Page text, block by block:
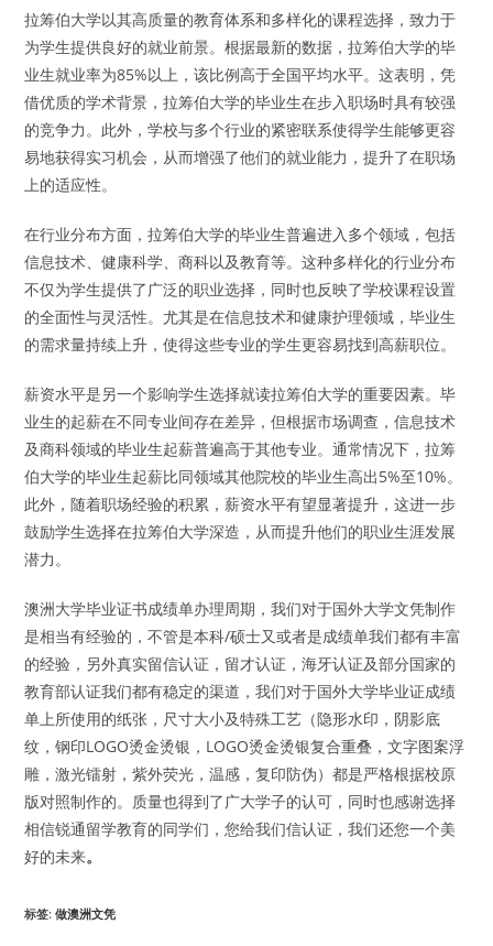
拉筹伯大学以其高质量的教育体系和多样化的课程选择，致力于
为学生提供良好的就业前景。根据最新的数据，拉筹伯大学的毕
业生就业率为85%以上，该比例高于全国平均水平。这表明，凭
借优质的学术背景，拉筹伯大学的毕业生在步入职场时具有较强
的竞争力。此外，学校与多个行业的紧密联系使得学生能够更容
易地获得实习机会，从而增强了他们的就业能力，提升了在职场
上的适应性。
在行业分布方面，拉筹伯大学的毕业生普遍进入多个领域，包括
信息技术、健康科学、商科以及教育等。这种多样化的行业分布
不仅为学生提供了广泛的职业选择，同时也反映了学校课程设置
的全面性与灵活性。尤其是在信息技术和健康护理领域，毕业生
的需求量持续上升，使得这些专业的学生更容易找到高薪职位。
薪资水平是另一个影响学生选择就读拉筹伯大学的重要因素。毕
业生的起薪在不同专业间存在差异，但根据市场调查，信息技术
及商科领域的毕业生起薪普遍高于其他专业。通常情况下，拉筹
伯大学的毕业生起薪比同领域其他院校的毕业生高出5%至10%。
此外，随着职场经验的积累，薪资水平有望显著提升，这进一步
鼓励学生选择在拉筹伯大学深造，从而提升他们的职业生涯发展
潜力。
澳洲大学毕业证书成绩单办理周期，我们对于国外大学文凭制作
是相当有经验的，不管是本科/硕士又或者是成绩单我们都有丰富
的经验，另外真实留信认证，留才认证，海牙认证及部分国家的
教育部认证我们都有稳定的渠道，我们对于国外大学毕业证成绩
单上所使用的纸张，尺寸大小及特殊工艺（隐形水印，阴影底
纹，钢印LOGO烫金烫银，LOGO烫金烫银复合重叠，文字图案浮
雕，激光镭射，紫外荧光，温感，复印防伪）都是严格根据校原
版对照制作的。质量也得到了广大学子的认可，同时也感谢选择
相信锐通留学教育的同学们，您给我们信认证，我们还您一个美
好的未来。
标签:做澳洲文凭